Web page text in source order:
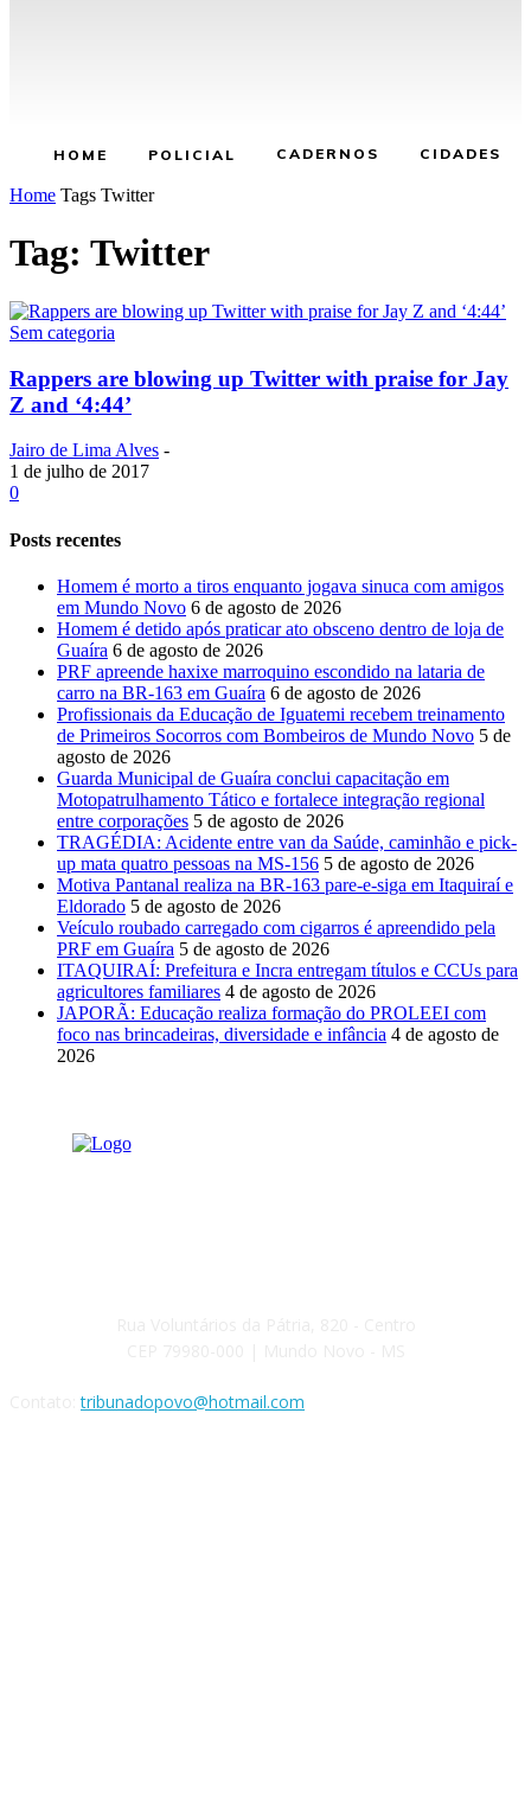
HOME POLICIAL CADERNOS CIDADES
Home Tags Twitter
Tag: Twitter
Sem categoria
Rappers are blowing up Twitter with praise for Jay
Z and ‘4:44’
Jairo de Lima Alves -
1 de julho de 2017
0
Posts recentes
Homem é morto a tiros enquanto jogava sinuca com amigos
em Mundo Novo 6 de agosto de 2026
Homem é detido após praticar ato obsceno dentro de loja de
Guaíra 6 de agosto de 2026
PRF apreende haxixe marroquino escondido na lataria de
carro na BR-163 em Guaíra 6 de agosto de 2026
Profissionais da Educação de Iguatemi recebem treinamento
de Primeiros Socorros com Bombeiros de Mundo Novo 5 de
agosto de 2026
Guarda Municipal de Guaíra conclui capacitação em
Motopatrulhamento Tático e fortalece integração regional
entre corporações 5 de agosto de 2026
TRAGÉDIA: Acidente entre van da Saúde, caminhão e pick-
up mata quatro pessoas na MS-156 5 de agosto de 2026
Motiva Pantanal realiza na BR-163 pare-e-siga em Itaquiraí e
Eldorado 5 de agosto de 2026
Veículo roubado carregado com cigarros é apreendido pela
PRF em Guaíra 5 de agosto de 2026
ITAQUIRAÍ: Prefeitura e Incra entregam títulos e CCUs para
agricultores familiares 4 de agosto de 2026
JAPORÃ: Educação realiza formação do PROLEEI com
foco nas brincadeiras, diversidade e infância 4 de agosto de
2026
Contato:tribunadopovo@hotmail.com